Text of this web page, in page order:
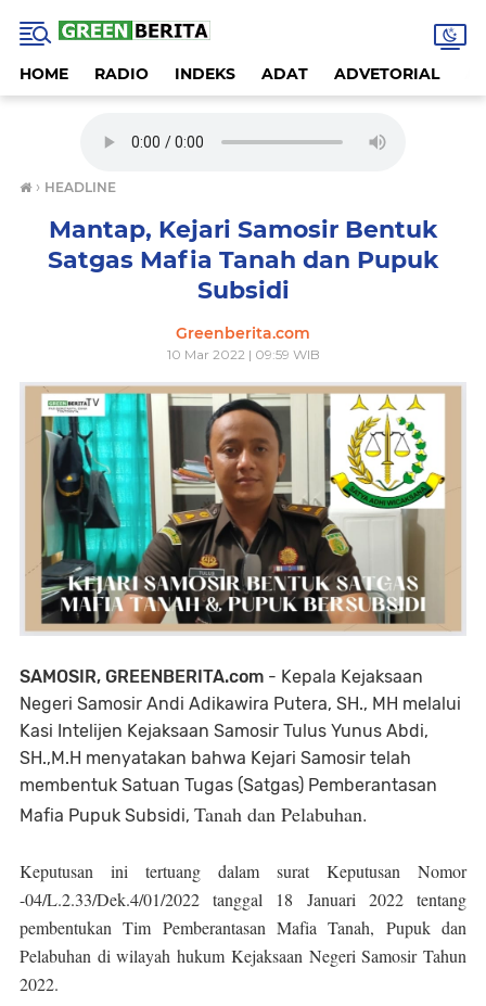
HOME RADIO INDEKS ADAT ADVETORIAL
› HEADLINE
Mantap, Kejari Samosir Bentuk
Satgas Mafia Tanah dan Pupuk
Subsidi
Greenberita.com
10 Mar 2022 | 09:59 WIB
SAMOSIR, GREENBERITA.com - Kepala Kejaksaan
Negeri Samosir Andi Adikawira Putera, SH., MH melalui
Kasi Intelijen Kejaksaan Samosir Tulus Yunus Abdi,
SH.,M.H menyatakan bahwa Kejari Samosir telah
membentuk Satuan Tugas (Satgas) Pemberantasan
Mafia Pupuk Subsidi, Tanah dan Pelabuhan.
Keputusan ini tertuang dalam surat Keputusan Nomor
-04/L.2.33/Dek.4/01/2022 tanggal 18 Januari 2022 tentang
pembentukan Tim Pemberantasan Mafia Tanah, Pupuk dan
Pelabuhan di wilayah hukum Kejaksaan Negeri Samosir Tahun
2022.